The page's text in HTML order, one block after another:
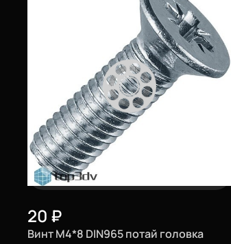
20 ₽
Винт М4*8 DIN965 потай головка